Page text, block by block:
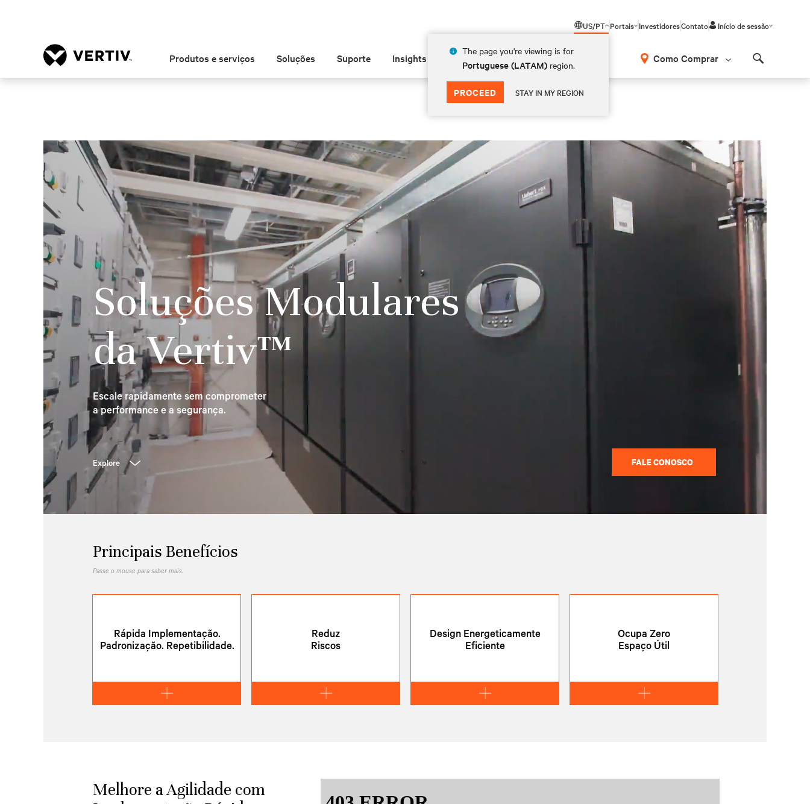
US/PT
The page you're viewing is for
Portuguese (LATAM) region.
PROCEED STAY IN MY REGION
Portais InvestidoresContato Início de sessão
Produtos e serviços Soluções Suporte Insights Sobre Como Comprar